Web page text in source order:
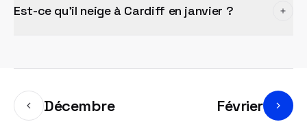
Est-ce qu'il neige à Cardiff en janvier ?
Décembre Février